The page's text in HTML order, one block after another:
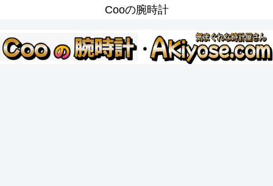
Cooの腕時計